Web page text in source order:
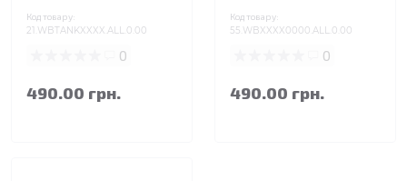
Код товару:
21.WBTANKXXXX.ALL.0.00
0
490.00 грн.
Код товару:
55.WBXXXX0000.ALL.0.00
0
490.00 грн.